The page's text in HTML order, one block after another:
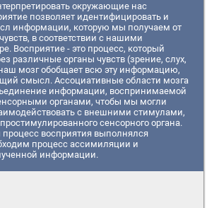
окружающие нас
позволяет идентифицировать и
информации, которую мы получаем от
в соответствии с нашими
Восприятие - это процесс, который
различные органы чувств (зрение, слух,
мозг обобщает всю эту информацию,
смысл. Ассоциативные области мозга
информации, воспринимаемой
органами, чтобы мы могли
с внешними стимулами,
сенсорного органа.
процесс восприятия выполнялся
процесс ассимиляции и
информации.